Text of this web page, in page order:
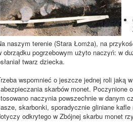
naszym terenie (Stara Łomża), na
obrządku pogrzebowym użyto naczyń: w
twarz dziecka.
wspomnieć o jeszcze jednej roli jaką
skarbów monet. Poczynione
naczynia powszechnie w danym
skarbonki, sporadycznie gliniane
odkrytego w Zbójnej skarbu monet